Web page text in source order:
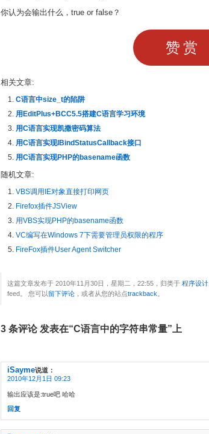
你认为会输出什么，true or false？
赞赏
相关文章:
C语言中size_t的陷阱
用EditPlus+BCC5.5搭建C语言学习环境
用C语言实现凯撒密码算法
用C语言实现IBindStatusCallback接口
用C语言实现PHP的basename函数
随机文章:
VBS调用IE对象直接打印网页
Firefox插件JSView
用VBS实现PHP的basename函数
VC编写在Windows 7下需要管理员权限的程序
FireFox插件User Agent Switcher
这篇文章发布于 2010年11月30日，星期二，22:55，归类于 程序设计
feed。 您可以 留下评论 ，或者从您的站点trackback
3 条评论 发表在“C语言中的字符串常量”上
iSayme说道：
2010年12月1日 09:23
输出应该是:true吧 哈哈
回复